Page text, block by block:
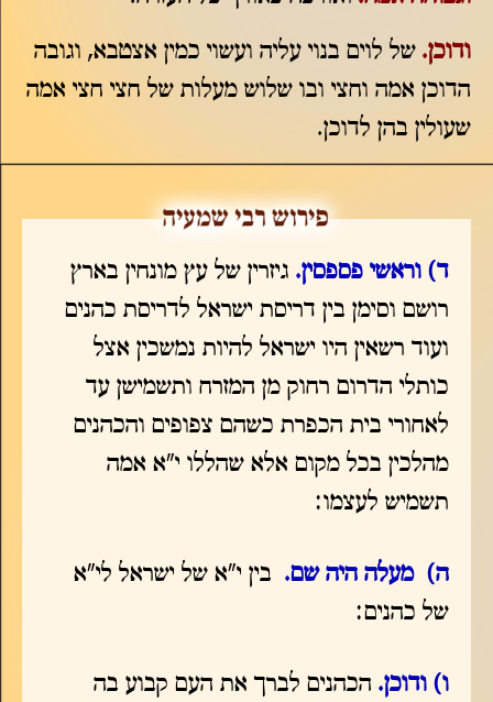
ודוכן. של לוים בנוי עליה ועשוי כמין אצטבא, וגובה
הדוכן אמה וחצי ובו שלוש מעלות של חצי חצי אמה
שעולין בהן לדוכן.
ד) וראשי פספסין. גיזרין של עץ מונחין בארץ
רושם וסימן בין דריסת ישראל לדריסת כהנים
ועוד רשאין היו ישראל להיות נמשכין אצל
כותלי הדרום רחוק מן המזרח ותשמישן עד
לאחורי בית הכפרת כשהם צפופים והכהנים
מהלכין בכל מקום אלא שהללו י"א אמה
תשמיש לעצמו:
ה) מעלה היה שם. בין י"א של ישראל לי"א
של כהנים:
ו) ודוכן. הכהנים לברך את העם קבוע בה